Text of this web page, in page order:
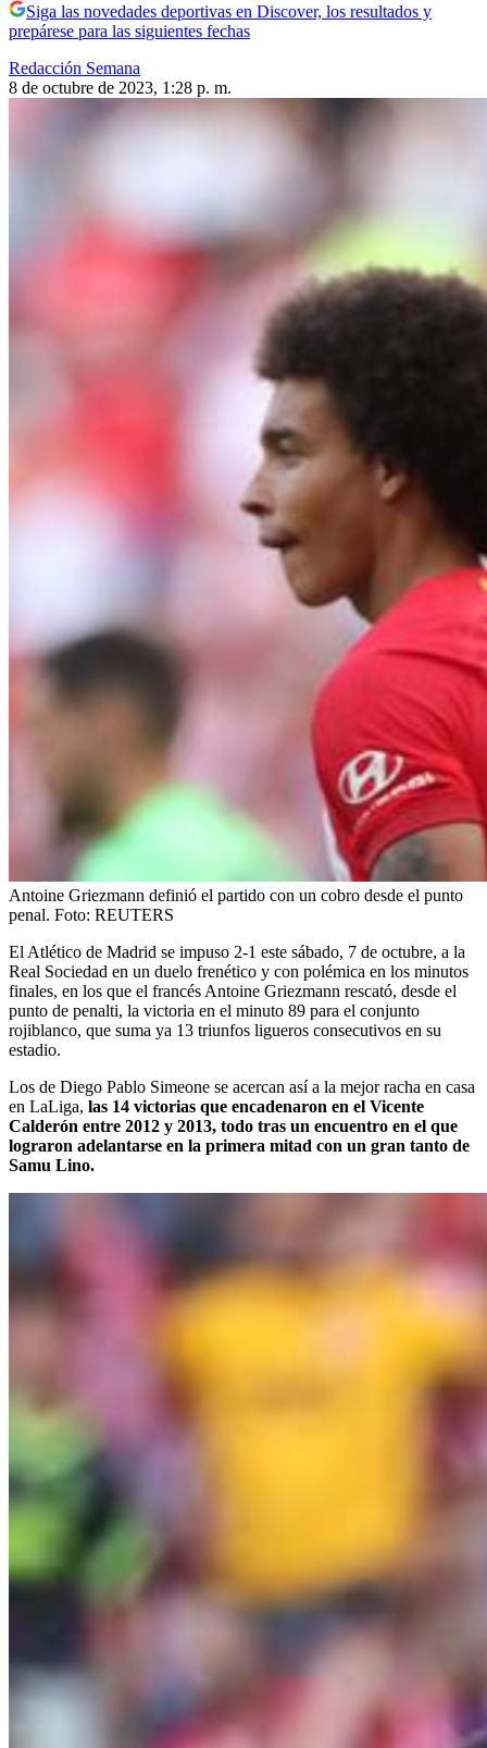
Siga las novedades deportivas en Discover, los resultados y
prepárese para las siguientes fechas
Redacción Semana
8 de octubre de 2023, 1:28 p. m.
Antoine Griezmann definió el partido con un cobro desde el punto
penal. Foto: REUTERS
El Atlético de Madrid se impuso 2-1 este sábado, 7 de octubre, a la
Real Sociedad en un duelo frenético y con polémica en los minutos
finales, en los que el francés Antoine Griezmann rescató, desde el
punto de penalti, la victoria en el minuto 89 para el conjunto
rojiblanco, que suma ya 13 triunfos ligueros consecutivos en su
estadio.
Los de Diego Pablo Simeone se acercan así a la mejor racha en casa
en LaLiga, las 14 victorias que encadenaron en el Vicente
Calderón entre 2012 y 2013, todo tras un encuentro en el que
lograron adelantarse en la primera mitad con un gran tanto de
Samu Lino.